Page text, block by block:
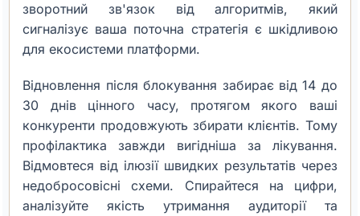
зворотний зв'язок від алгоритмів, який
сигналізує ваша поточна стратегія є шкідливою
для екосистеми платформи.
Відновлення після блокування забирає від 14 до
30 днів цінного часу, протягом якого ваші
конкуренти продовжують збирати клієнтів. Тому
профілактика завжди вигідніша за лікування.
Відмовтеся від ілюзії швидких результатів через
недобросовісні схеми. Спирайтеся на цифри,
аналізуйте якість утримання аудиторії та